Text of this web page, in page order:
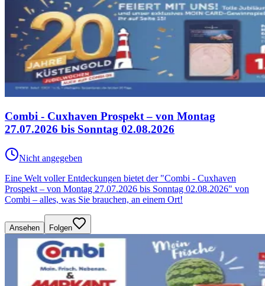
Combi - Cuxhaven Prospekt – von Montag
27.07.2026 bis Sonntag 02.08.2026
Nicht angegeben
Eine Welt voller Entdeckungen bietet der "Combi - Cuxhaven
Prospekt – von Montag 27.07.2026 bis Sonntag 02.08.2026" von
Combi – alles, was Sie brauchen, an einem Ort!
Ansehen Folgen